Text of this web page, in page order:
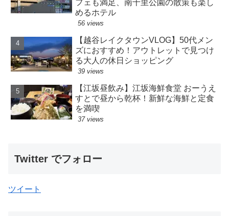
フェも満足、南千里公園の散策も楽し
めるホテル
56 views
【越谷レイクタウンVLOG】50代メン
ズにおすすめ！アウトレットで見つけ
る大人の休日ショッピング
39 views
【江坂昼飲み】江坂海鮮食堂 おーうえ
すとで昼から乾杯！新鮮な海鮮と定食
を満喫
37 views
Twitter でフォロー
ツイート